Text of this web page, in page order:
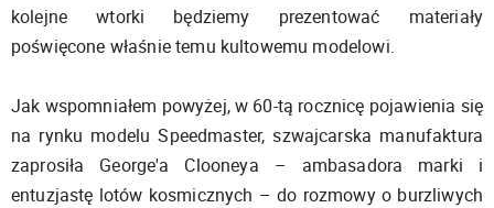
kolejne wtorki będziemy prezentować materiały
poświęcone właśnie temu kultowemu modelowi.
Jak wspomniałem powyżej, w 60-tą rocznicę pojawienia się
na rynku modelu Speedmaster, szwajcarska manufaktura
zaprosiła George'a Clooneya – ambasadora marki i
entuzjastę lotów kosmicznych – do rozmowy o burzliwych